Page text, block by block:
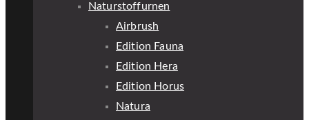
Naturstoffurnen
Airbrush
Edition Fauna
Edition Hera
Edition Horus
Natura